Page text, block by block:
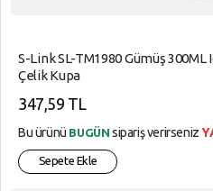
S-Link SL-TM1980 Gümüş 300ML
Çelik Kupa
347,59 TL
Bu ürünü BUGÜN sipariş verirseniz
Sepete Ekle